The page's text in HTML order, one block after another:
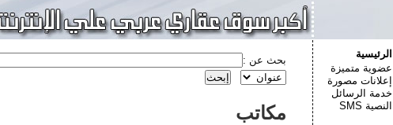
بحث عن :
مكاتب
الرئيسية
عضوية متميزة
إعلانات مصورة
خدمة الرسائل
النصية SMS